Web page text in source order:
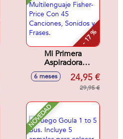
- 17 %
Mi Primera
Aspiradora
Multilenguaje
Fisher-Price Con 45
Canciones, Sonidos
6 meses 24,95 €
29,95 €
NOVEDAD